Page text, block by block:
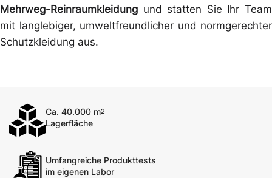
Mehrweg-Reinraumkleidung und statten Sie Ihr Team
mit langlebiger, umweltfreundlicher und normgerechter
Schutzkleidung aus.
Ca. 40.000 m2
Lagerfläche
Umfangreiche Produkttests
im eigenen Labor